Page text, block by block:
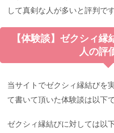
して真剣な人が多いと評判です
【体験談】ゼクシィ
人の評
当サイトでゼクシィ縁結びを
て書いて頂いた体験談は以下で
ゼクシィ縁結びに対しては以